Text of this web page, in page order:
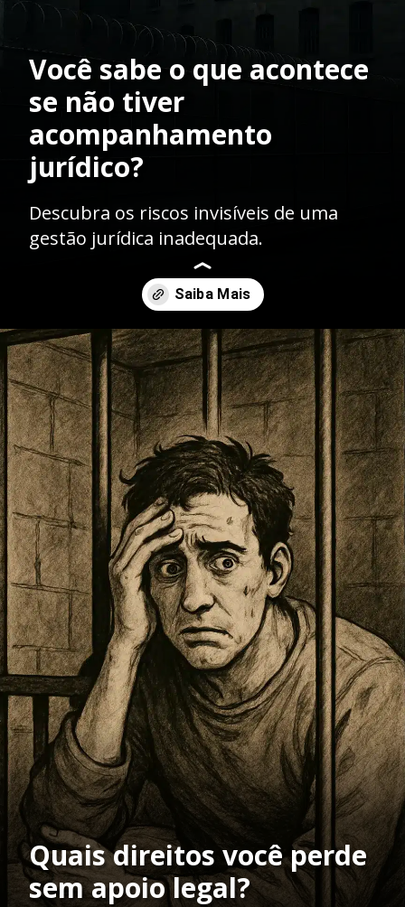
Você sabe o que acontece
se não tiver
acompanhamento
jurídico?
Descubra os riscos invisíveis de uma
gestão jurídica inadequada.
Opening https://ademilsoncs.adv.br/
Quais direitos você perde
sem apoio legal?